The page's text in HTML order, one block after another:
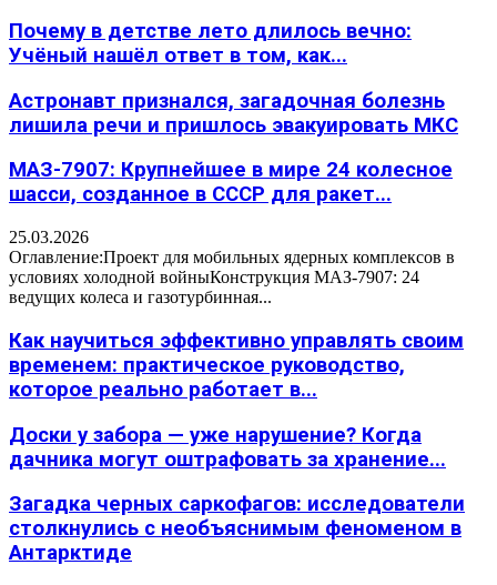
Почему в детстве лето длилось вечно:
Учёный нашёл ответ в том, как...
Астронавт признался, загадочная болезнь
лишила речи и пришлось эвакуировать МКС
МАЗ-7907: Крупнейшее в мире 24 колесное
шасси, созданное в СССР для ракет...
25.03.2026
Оглавление:Проект для мобильных ядерных комплексов в
условиях холодной войныКонструкция МАЗ-7907: 24
ведущих колеса и газотурбинная...
Как научиться эффективно управлять своим
временем: практическое руководство,
которое реально работает в...
Доски у забора — уже нарушение? Когда
дачника могут оштрафовать за хранение...
Загадка черных саркофагов: исследователи
столкнулись с необъяснимым феноменом в
Антарктиде